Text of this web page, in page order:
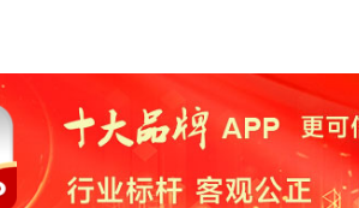
资风险。您在代理/投资
开放代理/投资/开店，如您
用、流程、详情等任何信